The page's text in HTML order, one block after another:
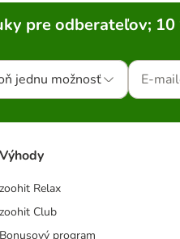
pre odberateľov;
jednu možnosť
Výhody
zoohit Relax
zoohit Club
Bonusový program